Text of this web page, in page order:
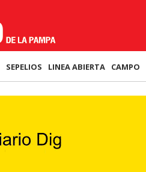
SEPELIOS LINEA ABIERTA CAMPO